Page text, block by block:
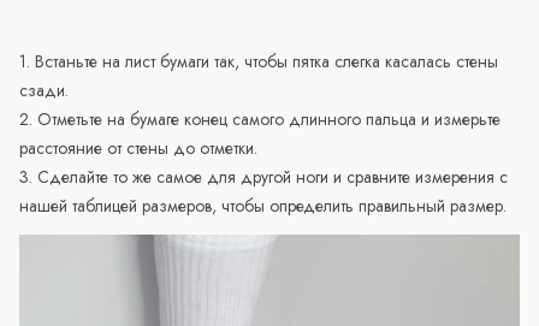
1. Встаньте на лист бумаги так, чтобы пятка слегка касалась стены
сзади.
2. Отметьте на бумаге конец самого длинного пальца и измерьте
расстояние от стены до отметки.
3. Сделайте то же самое для другой ноги и сравните измерения с
нашей таблицей размеров, чтобы определить правильный размер.